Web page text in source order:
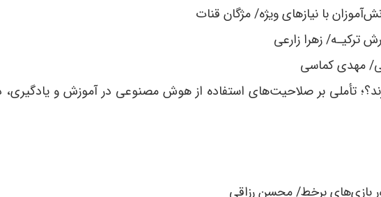
با نیازهای ویژه/ مژگان قنات
زهرا زارعی
مهدی کماسی
تأملی بر صلاحیت‌های استفاده از هوش مصنوعی در آموزش و یادگیری، در